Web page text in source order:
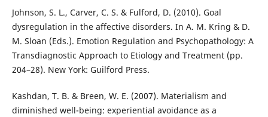
Johnson, S. L., Carver, C. S. & Fulford, D. (2010). Goal
dysregulation in the affective disorders. In A. M. Kring & D.
M. Sloan (Eds.). Emotion Regulation and Psychopathology: A
Transdiagnostic Approach to Etiology and Treatment (pp.
204–28). New York: Guilford Press.
Kashdan, T. B. & Breen, W. E. (2007). Materialism and
diminished well-being: experiential avoidance as a